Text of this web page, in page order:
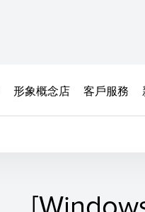
形象概念店 客戶服務